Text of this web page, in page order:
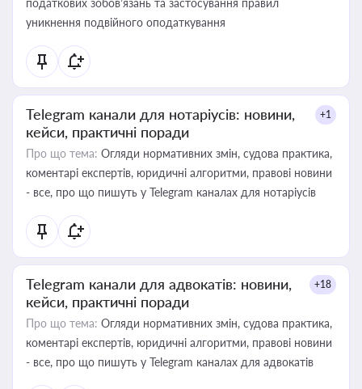
податкових зобов’язань та застосування правил
уникнення подвійного оподаткування
Telegram канали для нотаріусів: новини,
кейси, практичні поради
+1
Про що тема: Огляди нормативних змін, судова практика,
коментарі експертів, юридичні алгоритми, правові новини
- все, про що пишуть у Telegram каналах для нотаріусів
Telegram канали для адвокатів: новини,
кейси, практичні поради
+18
Про що тема: Огляди нормативних змін, судова практика,
коментарі експертів, юридичні алгоритми, правові новини
- все, про що пишуть у Telegram каналах для адвокатів